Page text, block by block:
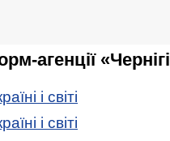
агенції
і світі
і світі